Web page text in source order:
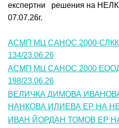
експертни   решения на
07.07.26г.
АСМП МЦ САНОС 2000-
134/23.06.26
АСМП МЦ САНОС 2000
198/23.06.26
ВЕЛИЧКА ДИМОВА
НАНКОВА ИЛИЕВА ЕР НА
ИВАН ЙОРДАН ТОМОВ ЕР НА